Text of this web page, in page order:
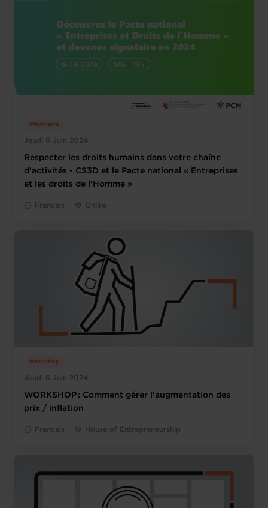
Jeudi 6 Juin 2024
Webinaire
Respecter les droits humains dans votre chaîne
d'activités - CS3D et le Pacte national « Entreprises
et les droits de l'Homme »
Français Online
Jeudi 6 Juin 2024
Workshop
WORKSHOP : Comment gérer l'augmentation des
prix / inflation
Français House of Entrepreneurship